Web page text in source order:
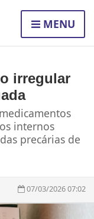
MENU
irregular
internos
precárias de
07/03/2026 07:02